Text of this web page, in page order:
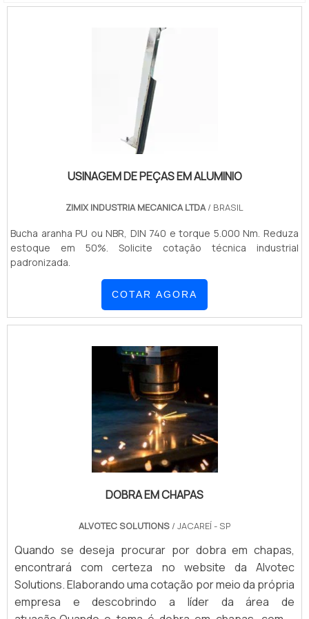
USINAGEM DE PEÇAS EM ALUMINIO
ZIMIX INDUSTRIA MECANICA LTDA/ BRASIL
Bucha aranha PU ou NBR, DIN 740 e torque 5.000 Nm. Reduza
estoque em 50%. Solicite cotação técnica industrial
padronizada.
COTAR AGORA
DOBRA EM CHAPAS
ALVOTEC SOLUTIONS/ JACAREÍ - SP
Quando se deseja procurar por dobra em chapas,
encontrará com certeza no website da Alvotec
Solutions. Elaborando uma cotação por meio da própria
empresa e descobrindo a líder da área de